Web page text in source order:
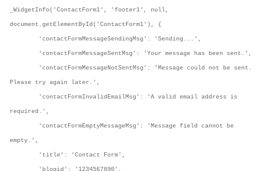
_WidgetInfo('ContactForm1', 'footer1', null,
document.getElementById('ContactForm1'), {
'contactFormMessageSendingMsg': 'Sending...',
'contactFormMessageSentMsg': 'Your message has been sent.',
'contactFormMessageNotSentMsg': 'Message could not be sent.
Please try again later.',
'contactFormInvalidEmailMsg': 'A valid email address is
required.',
'contactFormEmptyMessageMsg': 'Message field cannot be
empty.',
'title': 'Contact Form',
'blogid': '1234567890',